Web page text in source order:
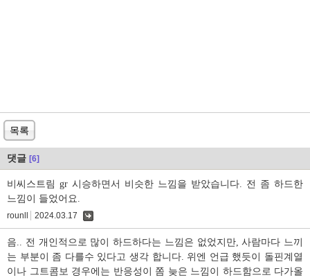
목록
댓글 [6]
비씨스트림 gr 시승하면서 비슷한 느낌을 받았습니다. 전 좀 하드한
느낌이 들었어요.
rounll 2024.03.17
음.. 전 개인적으로 많이 하드하다는 느낌은 없었지만, 사람마다 느끼
는 부분이 좀 다를수 있다고 생각 합니다. 위엔 언급 했듯이 돌핀계열
이나 그트콤보 경우에는 반응성이 쫌 늦은 느낌이 하드함으로 다가올